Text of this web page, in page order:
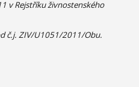
v Rejstříku živnostenského
č.j. ZIV/U1051/2011/Obu.